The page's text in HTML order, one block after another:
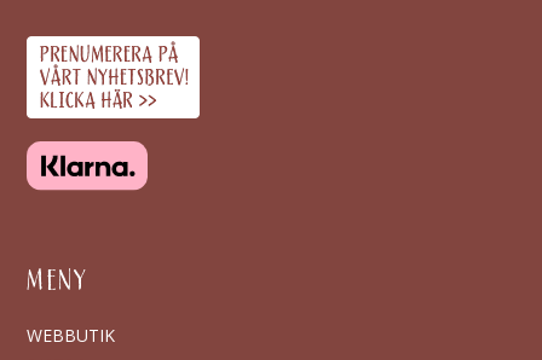
MENY
WEBBUTIK